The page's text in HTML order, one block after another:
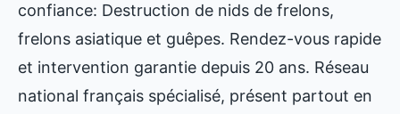
confiance: Destruction de nids de frelons,
frelons asiatique et guêpes. Rendez-vous rapide
et intervention garantie depuis 20 ans. Réseau
national français spécialisé, présent partout en